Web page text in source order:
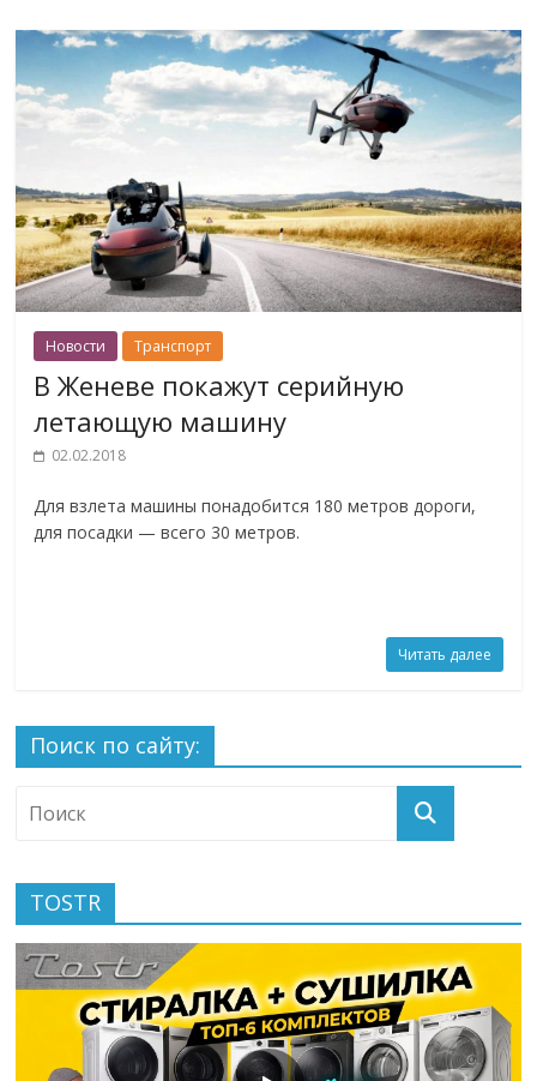
Новости Транспорт
В Женеве покажут серийную
летающую машину
02.02.2018
Для взлета машины понадобится 180 метров дороги,
для посадки — всего 30 метров.
Читать далее
Поиск по сайту:
TOSTR